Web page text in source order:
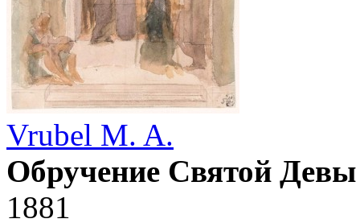
Vrubel M. A.
Обручение Святой
1881